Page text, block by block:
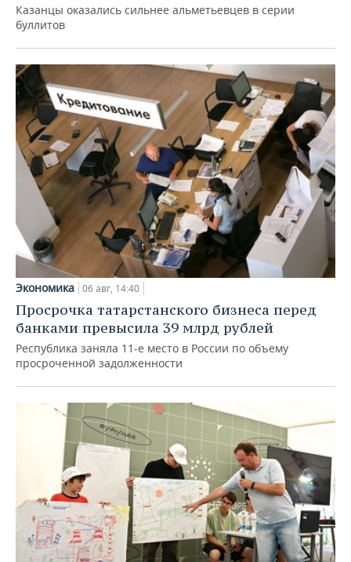
Казанцы оказались сильнее альметьевцев в серии
буллитов
Экономика 06 авг, 14:40
Просрочка татарстанского бизнеса перед
банками превысила 39 млрд рублей
Республика заняла 11-е место в России по объему
просроченной задолженности